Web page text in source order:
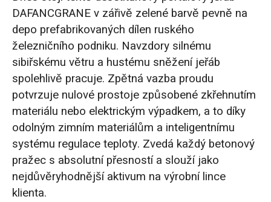
DAFANCGRANE v zářivě zelené barvě pevně na
depo prefabrikovaných dílen ruského
železničního podniku. Navzdory silnému
sibiřskému větru a hustému sněžení jeřáb
spolehlivě pracuje. Zpětná vazba proudu
potvrzuje nulové prostoje způsobené zkřehnutím
materiálu nebo elektrickým výpadkem, a to díky
odolným zimním materiálům a inteligentnímu
systému regulace teploty. Zvedá každý betonový
pražec s absolutní přesností a slouží jako
nejdůvěryhodnější aktivum na výrobní lince
klienta.